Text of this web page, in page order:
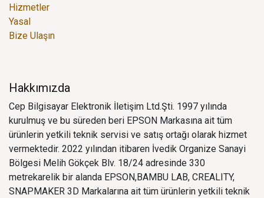
Hizmetler
Yasal
Bize Ulaşın
Hakkımızda
Cep Bilgisayar Elektronik İletişim Ltd.Şti. 1997 yılında
kurulmuş ve bu süreden beri EPSON Markasına ait tüm
ürünlerin yetkili teknik servisi ve satış ortağı olarak hizmet
vermektedir. 2022 yılından itibaren İvedik Organize Sanayi
Bölgesi Melih Gökçek Blv. 18/24 adresinde 330
metrekarelik bir alanda EPSON,BAMBU LAB, CREALITY,
SNAPMAKER 3D Markalarına ait tüm ürünlerin yetkili teknik